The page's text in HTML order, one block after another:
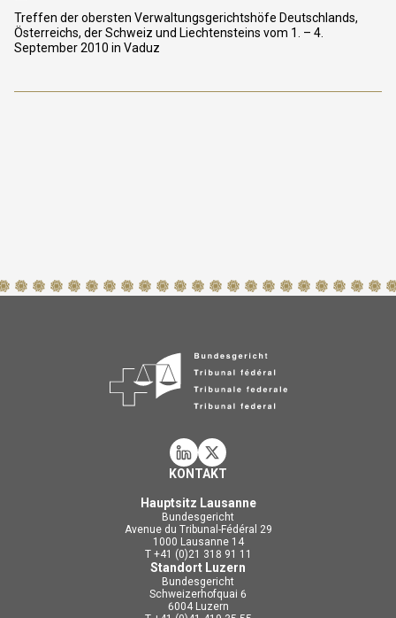
Treffen der obersten Verwaltungsgerichtshöfe Deutschlands,
Österreichs, der Schweiz und Liechtensteins vom 1. – 4.
September 2010 in Vaduz
KONTAKT
Hauptsitz Lausanne
Bundesgericht
Avenue du Tribunal-Fédéral 29
1000 Lausanne 14
T +41 (0)21 318 91 11
Standort Luzern
Bundesgericht
Schweizerhofquai 6
6004 Luzern